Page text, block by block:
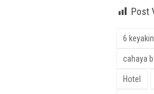
Post
6
cahaya
Hotel